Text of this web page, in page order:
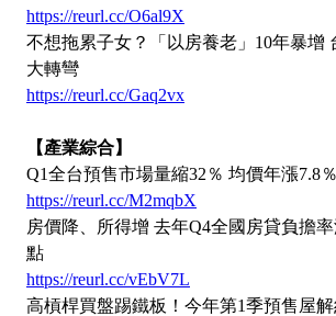
https://reurl.cc/O6al9X
不想拖累子女？「以房養老」10年暴增
大轉彎
https://reurl.cc/Gaq2vx
【產業綜合】
Q1全台預售市場量縮32％ 均價年漲7.8％
https://reurl.cc/M2mqbX
房價降、所得增 去年Q4全國房貸負擔
點
https://reurl.cc/vEbV7L
高槓桿買盤踢鐵板！今年第1季預售屋